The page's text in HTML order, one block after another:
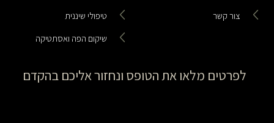
צור קשר
טיפולי שיננית
שיקום הפה ואסתטיקה
לפרטים מלאו את הטופס ונחזור אליכם בהקדם